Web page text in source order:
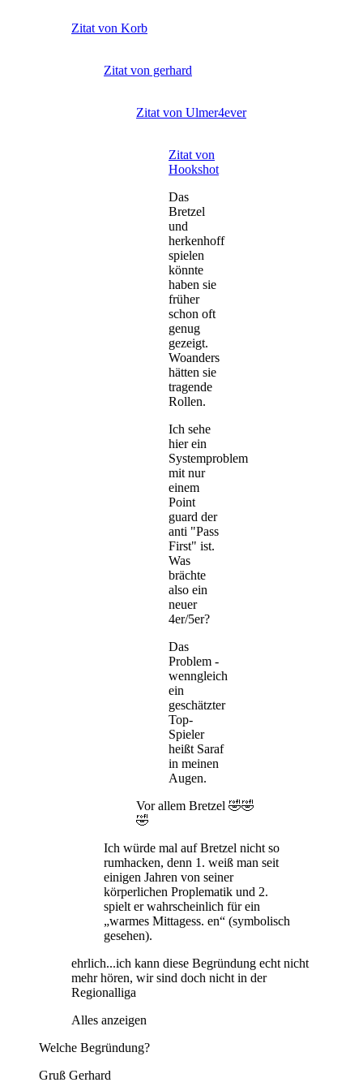
Zitat von Korb
Zitat von gerhard
Zitat von Ulmer4ever
Zitat von
Hookshot
Das
Bretzel
und
herkenhoff
spielen
könnte
haben sie
früher
schon oft
genug
gezeigt.
Woanders
hätten sie
tragende
Rollen.
Ich sehe
hier ein
Systemproblem
mit nur
einem
Point
guard der
anti "Pass
First" ist.
Was
brächte
also ein
neuer
4er/5er?
Das
Problem -
wenngleich
ein
geschätzter
Top-
Spieler
heißt Saraf
in meinen
Augen.
Vor allem Bretzel 🤣🤣
🤣
Ich würde mal auf Bretzel nicht so
rumhacken, denn 1. weiß man seit
einigen Jahren von seiner
körperlichen Proplematik und 2.
spielt er wahrscheinlich für ein
„warmes Mittagess. en“ (symbolisch
gesehen).
ehrlich...ich kann diese Begründung echt nicht
mehr hören, wir sind doch nicht in der
Regionalliga
Alles anzeigen
Welche Begründung?
Gruß Gerhard